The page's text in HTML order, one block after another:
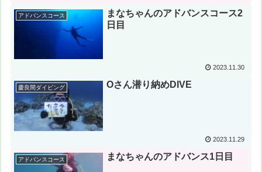
アドバンスコース
まなちゃんのアドバンスコース2
日目
2023.11.30
慶良間ダイビング Oさん潜り納めDIVE
2023.11.29
アドバンスコース まなちゃんのアドバンス1日目